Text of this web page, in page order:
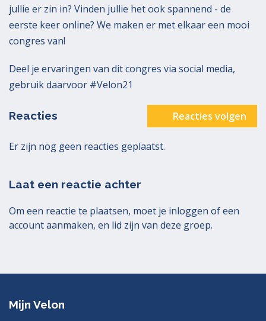
jullie er zin in? Vinden jullie het ook spannend - de
eerste keer online? We maken er met elkaar een mooi
congres van!
Deel je ervaringen van dit congres via social media,
gebruik daarvoor #Velon21
Reacties Reacties volgen
Er zijn nog geen reacties geplaatst.
Laat een reactie achter
Om een reactie te plaatsen, moet je inloggen ofeen
account aanmaken, en lid zijn van deze groep.
Mijn Velon